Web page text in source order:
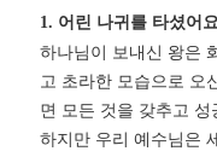
1. 어린 나귀를 타셨어
하나님이 보내신 왕은
고 초라한 모습으로 오
면 모든 것을 갖추고
하지만 우리 예수님은